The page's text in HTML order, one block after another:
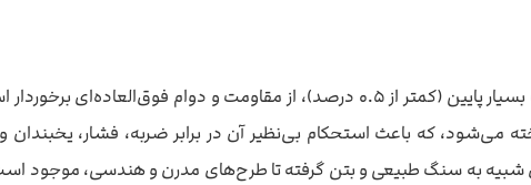
کاشی پرسلان سفید، به دلیل تراکم بالا و جذب آب بسیار پایین (کمتر از ۰.۵ درصد)، از مقاومت
می‌شود، که باعث استحکام بی‌نظیر آن در برابر ضربه، فشار،
به سنگ طبیعی و بتن گرفته تا طرح‌های مدرن و هندسی، موجود است.